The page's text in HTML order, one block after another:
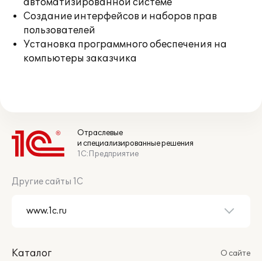
автоматизированной системе
Создание интерфейсов и наборов прав
пользователей
Установка программного обеспечения на
компьютеры заказчика
Отраслевые
и специализированные решения
1С:Предприятие
Другие сайты 1С
Каталог
О сайте